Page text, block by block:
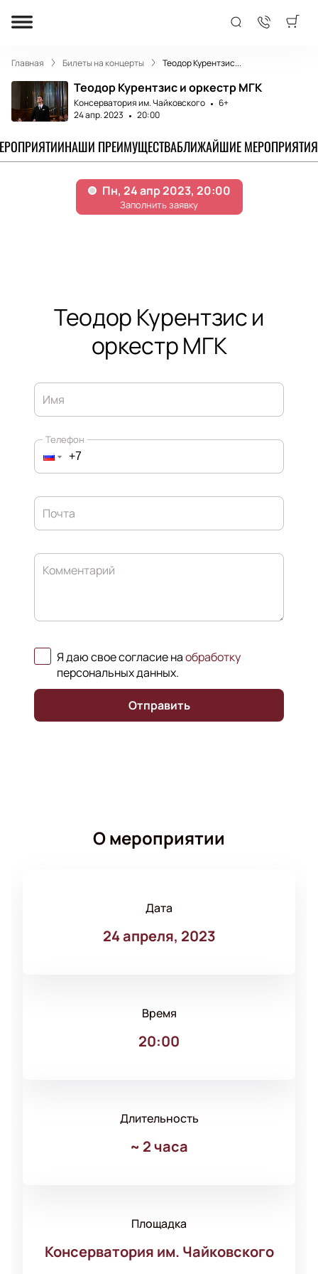
Главная Билеты на концерты Теодор Курентзис...
Теодор Курентзис и оркестр МГК
Консерватория им. Чайковского
6+
24 апр. 2023
20:00
НАШИ ПРЕИМУЩЕСТВАБЛИЖАЙШИЕ МЕРОПРИЯТИЯ
Теодор Курентзис и
оркестр МГК
Имя
Телефон
Почта
Комментарий
Я даю свое согласие наобработку
персональных данных.
Отправить
О мероприятии
Дата
24 апреля, 2023
Время
20:00
Длительность
~ 2 часа
Площадка
Консерватория им. Чайковского